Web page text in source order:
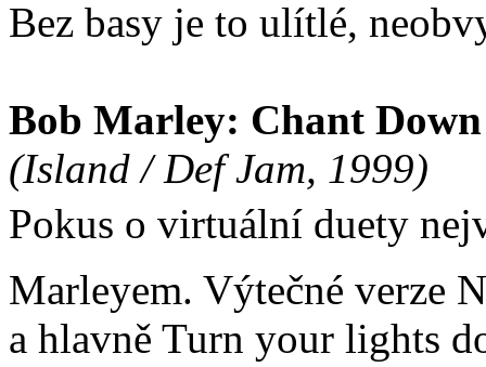
Bez basy je to ulítlé,
Bob Marley: Chant
(Island / Def Jam, 1999)
Pokus o virtuální duety
Marleyem. Výtečné verze
a hlavně Turn your lights